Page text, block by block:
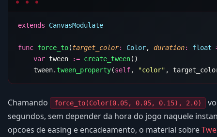
extends
func force_to(target_color: Color, duration: float
    var
tween := create_tween
    tween.
tween_property(self, "color"
Chamando force_to(Color(0.05, 0.05, 0.15), 2.0)
segundos, sem depender da hora do jogo naquele
opcoes de easing e encadeamento, o material sobre